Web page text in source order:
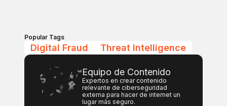
Popular Tags
Digital Fraud Threat Intelligence
Equipo de Contenido
Expertos en crear contenido
relevante de ciberseguridad
externa para hacer de internet un
lugar más seguro.